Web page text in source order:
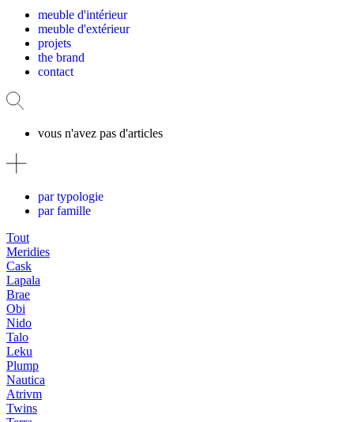
meuble d'intérieur
meuble d'extérieur
projets
the brand
contact
vous n'avez pas d'articles
par typologie
par famille
Tout
Meridies
Cask
Lapala
Brae
Obi
Nido
Talo
Leku
Plump
Nautica
Atrivm
Twins